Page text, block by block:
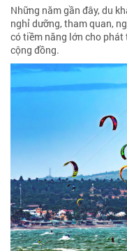
Những năm gần đây, du
nghỉ dưỡng, tham quan,
có tiềm năng lớn cho
cộng đồng.